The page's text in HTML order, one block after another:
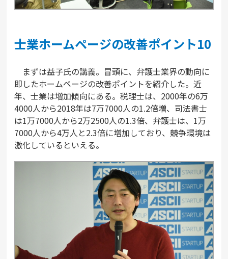
士業ホームページの改善ポイント10
まずは益子氏の講義。冒頭に、弁護士業界の動向に
即したホームページの改善ポイントを紹介した。近
年、士業は増加傾向にある。税理士は、2000年の6万
4000人から2018年は7万7000人の1.2倍増、司法書士
は1万7000人から2万2500人の1.3倍、弁護士は、1万
7000人から4万人と2.3倍に増加しており、競争環境は
激化しているといえる。